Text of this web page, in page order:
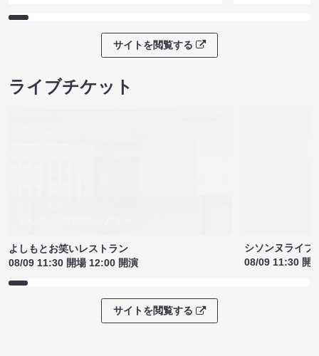
サイトを閲覧する
ライブチケット
よしもとお笑いレストラン
08/09 11:30 開場 12:00 開演
シソンヌライ
08/09 11:30 開
サイトを閲覧する